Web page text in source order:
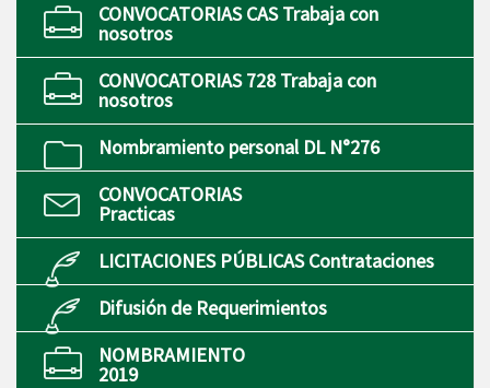
CONVOCATORIAS CAS Trabaja con
nosotros
CONVOCATORIAS 728 Trabaja con
nosotros
Nombramiento personal DL N°276
CONVOCATORIAS
Practicas
LICITACIONES PÚBLICAS Contrataciones
Difusión de Requerimientos
NOMBRAMIENTO
2019